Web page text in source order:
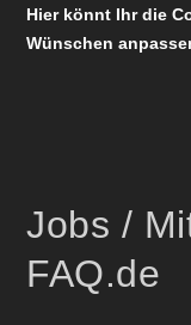
Hier könnt Ihr die
Wünschen
Jobs /
FAQ.de